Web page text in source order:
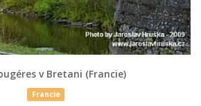
v Bretani (Francie)
Francie